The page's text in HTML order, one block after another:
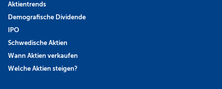
Aktientrends
Demografische Dividende
IPO
Schwedische Aktien
Wann Aktien verkaufen
Welche Aktien steigen?